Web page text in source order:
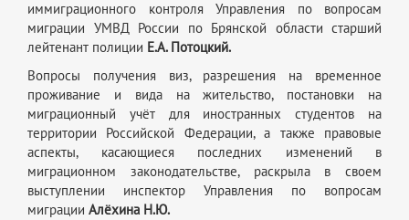
иммиграционного контроля Управления по вопросам
миграции УМВД России по Брянской области старший
лейтенант полиции Е.А. Потоцкий.
Вопросы получения виз, разрешения на временное
проживание и вида на жительство, постановки на
миграционный учёт для иностранных студентов на
территории Российской Федерации, а также правовые
аспекты, касающиеся последних изменений в
миграционном законодательстве, раскрыла в своем
выступлении инспектор Управления по вопросам
миграции Алёхина Н.Ю.